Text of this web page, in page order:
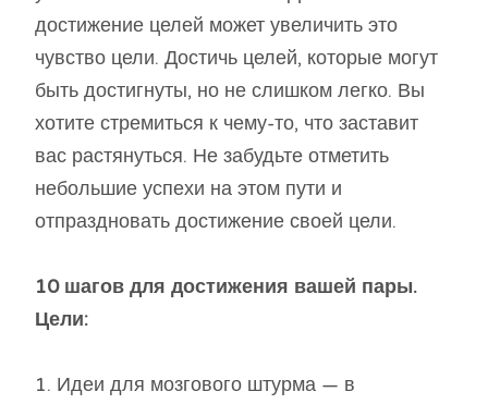
достижение целей может увеличить это
чувство цели. Достичь целей, которые могут
быть достигнуты, но не слишком легко. Вы
хотите стремиться к чему-то, что заставит
вас растянуться. Не забудьте отметить
небольшие успехи на этом пути и
отпраздновать достижение своей цели.
10 шагов для достижения вашей пары.
Цели:
1. Идеи для мозгового штурма — в